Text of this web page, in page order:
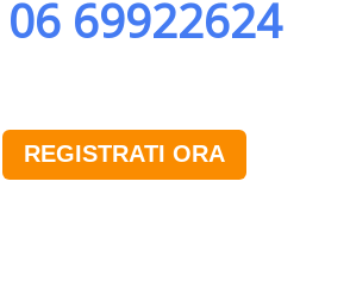
69922624
REGISTRATI ORA